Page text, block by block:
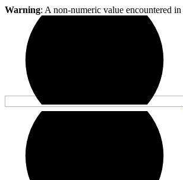
Warning: A non-numeric value encountered in